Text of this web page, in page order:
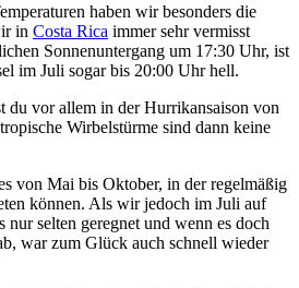
haben wir besonders die
in Costa Rica immer sehr vermisst
Sonnenuntergang um 17:30 Uhr, ist
im Juli sogar bis 20:00 Uhr hell.
du vor allem in der Hurrikansaison von
Wirbelstürme sind dann keine
von Mai bis Oktober, in der regelmäßig
können. Als wir jedoch im Juli auf
nur selten geregnet und wenn es doch
war zum Glück auch schnell wieder